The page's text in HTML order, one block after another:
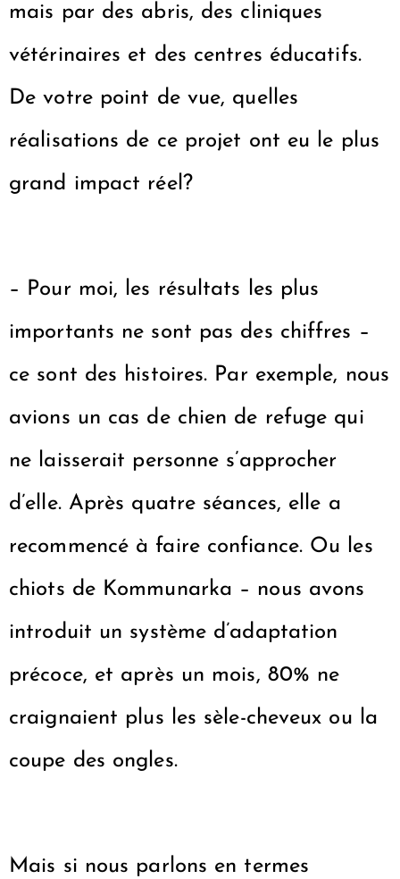
mais par des abris, des cliniques
vétérinaires et des centres éducatifs.
De votre point de vue, quelles
réalisations de ce projet ont eu le plus
grand impact réel?
– Pour moi, les résultats les plus
importants ne sont pas des chiffres –
ce sont des histoires. Par exemple, nous
avions un cas de chien de refuge qui
ne laisserait personne s’approcher
d’elle. Après quatre séances, elle a
recommencé à faire confiance. Ou les
chiots de Kommunarka – nous avons
introduit un système d’adaptation
précoce, et après un mois, 80% ne
craignaient plus les sèle-cheveux ou la
coupe des ongles.
Mais si nous parlons en termes